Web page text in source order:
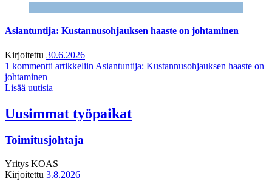
Asiantuntija: Kustannusohjauksen haaste on johtaminen
Kirjoitettu 30.6.2026
1 kommentti artikkeliin Asiantuntija: Kustannusohjauksen haaste on
johtaminen
Lisää uutisia
Uusimmat työpaikat
Toimitusjohtaja
Yritys KOAS
Kirjoitettu 3.8.2026